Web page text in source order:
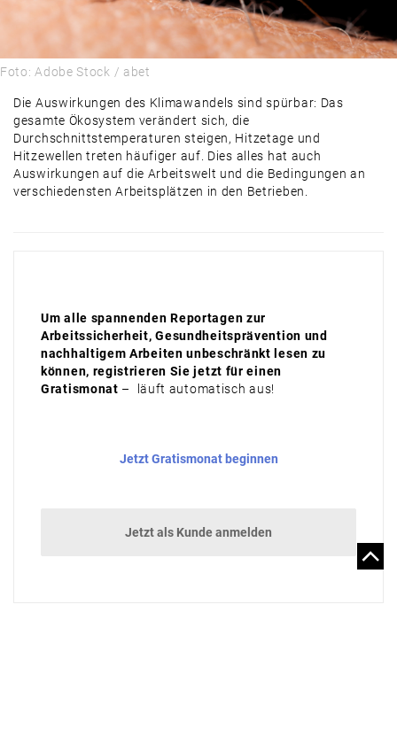
ALLES, WAS RECHT IST
PRAXIS
PRODUKTE & MÄRKTE
DAMALS
AUSBLICK
Foto: Adobe Stock / abet
Die Auswirkungen des Klimawandels sind spürbar: Das
gesamte Ökosystem verändert sich, die
Durchschnittstemperaturen steigen, Hitzetage und
Hitzewellen treten häufiger auf. Dies alles hat auch
Auswirkungen auf die Arbeitswelt und die Bedingungen an
verschiedensten Arbeitsplätzen in den Betrieben.
Um alle spannenden Reportagen zur
Arbeitssicherheit, Gesundheitsprävention und
nachhaltigem Arbeiten unbeschränkt lesen zu
können, registrieren Sie jetzt für einen
Gratismonat – läuft automatisch aus!
Jetzt Gratismonat beginnen
Jetzt als Kunde anmelden